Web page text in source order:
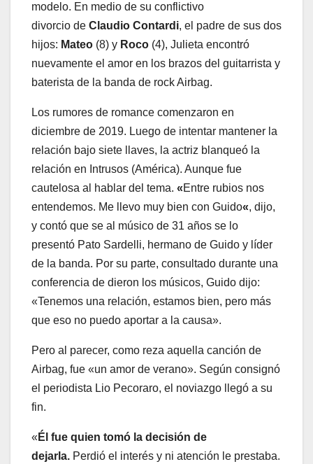
modelo. En medio de su conflictivo
divorcio de Claudio Contardi, el padre de sus dos
hijos: Mateo (8) y Roco (4), Julieta encontró
nuevamente el amor en los brazos del guitarrista y
baterista de la banda de rock Airbag.
Los rumores de romance comenzaron en
diciembre de 2019. Luego de intentar mantener la
relación bajo siete llaves, la actriz blanqueó la
relación en Intrusos (América). Aunque fue
cautelosa al hablar del tema. «Entre rubios nos
entendemos. Me llevo muy bien con Guido«, dijo,
y contó que se al músico de 31 años se lo
presentó Pato Sardelli, hermano de Guido y líder
de la banda. Por su parte, consultado durante una
conferencia de dieron los músicos, Guido dijo:
«Tenemos una relación, estamos bien, pero más
que eso no puedo aportar a la causa».
Pero al parecer, como reza aquella canción de
Airbag, fue «un amor de verano». Según consignó
el periodista Lio Pecoraro, el noviazgo llegó a su
fin.
« Él fue quien tomó la decisión de
dejarla. Perdió el interés y ni atención le prestaba.